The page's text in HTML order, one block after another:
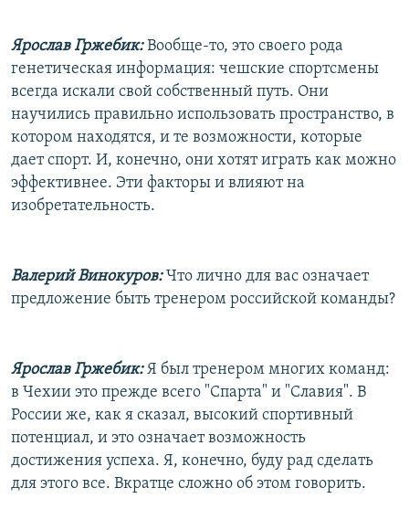
Ярослав Гржебик:Вообще-то, это своего рода
генетическая информация: чешские спортсмены
всегда искали свой собственный путь. Они
научились правильно использовать пространство, в
котором находятся, и те возможности, которые
дает спорт. И, конечно, они хотят играть как можно
эффективнее. Эти факторы и влияют на
изобретательность.
Валерий Винокуров:Что лично для вас означает
предложение быть тренером российской команды?
Ярослав Гржебик:Я был тренером многих команд:
в Чехии это прежде всего "Спарта" и "Славия". В
России же, как я сказал, высокий спортивный
потенциал, и это означает возможность
достижения успеха. Я, конечно, буду рад сделать
для этого все. Вкратце сложно об этом говорить.